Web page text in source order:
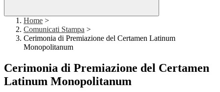
Home >
Comunicati Stampa >
Cerimonia di Premiazione del Certamen Latinum
Monopolitanum
Cerimonia di Premiazione del Certamen
Latinum Monopolitanum